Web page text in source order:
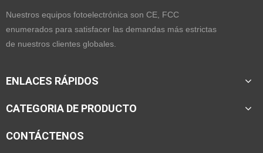
Nuestros equipos fotoelectrónica son CE, FCC
enumerados para satisfacer las demandas más estrictas
de nuestros clientes globales.
ENLACES RÁPIDOS
CATEGORIA DE PRODUCTO
CONTÁCTENOS